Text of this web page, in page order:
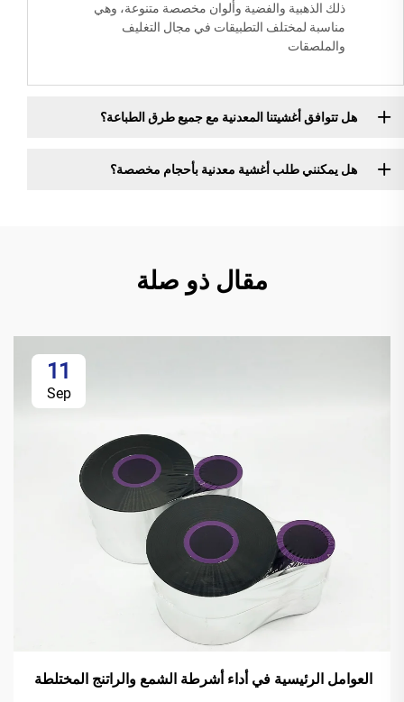
ذلك الذهبية والفضية وألوان مخصصة متنوعة، وهي
مناسبة لمختلف التطبيقات في مجال التغليف
والملصقات
هل تتوافق أغشيتنا المعدنية مع جميع طرق الطباعة؟
هل يمكنني طلب أغشية معدنية بأحجام مخصصة؟
مقال ذو صلة
11
Sep
العوامل الرئيسية في أداء أشرطة الشمع والراتنج المختلطة